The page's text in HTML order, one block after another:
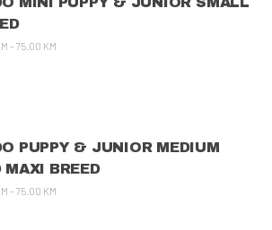
– 75.00 KM
PUPPY & JUNIOR MEDIUM
MAXI BREED
– 75.00 KM